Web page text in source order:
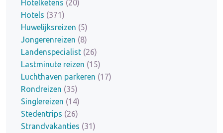
Hotelketens (20)
Hotels (371)
Huwelijksreizen (5)
Jongerenreizen (8)
Landenspecialist (26)
Lastminute reizen (15)
Luchthaven parkeren (17)
Rondreizen (35)
Singlereizen (14)
Stedentrips (26)
Strandvakanties (31)